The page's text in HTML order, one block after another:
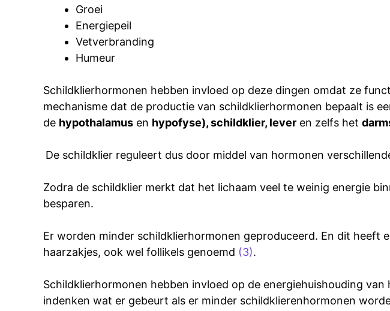
Groei
Energiepeil
Vetverbranding
Humeur
Schildklierhormonen hebben invloed op deze dingen omdat ze
mechanisme dat de productie van schildklierhormonen bepaalt is
de hypothalamus en hypofyse), schildklier, lever en zelfs het
De schildklier reguleert dus door middel van hormonen
Zodra de schildklier merkt dat het lichaam veel te weinig energie
besparen.
Er worden minder schildklierhormonen geproduceerd. En dit
haarzakjes, ook wel follikels genoemd (3).
Schildklierhormonen hebben invloed op de energiehuishouding
indenken wat er gebeurt als er minder schildklierenhormonen